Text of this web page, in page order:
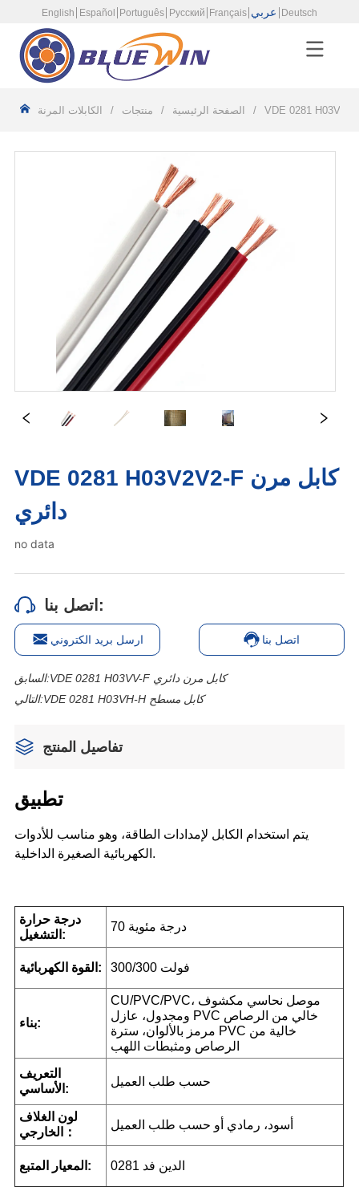
English Español Português Русский Français عربي Deutsch
الصفحة الرئيسية / منتجات / الكابلات المرنة /
VDE 0281 H03V2V2-F كابل مرن
دائري
no data
اتصل بنا:
ارسل بريد الكتروني اتصل بنا
السابق:
VDE 0281 H03VV-F كابل مرن دائري
التالي:
VDE 0281 H03VH-H كابل مسطح
تفاصيل المنتج